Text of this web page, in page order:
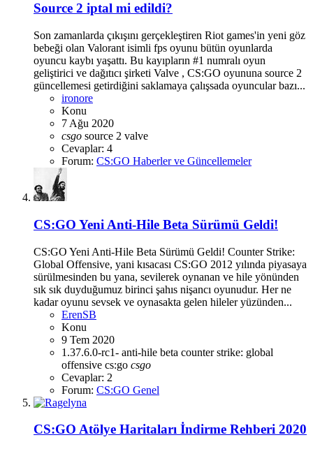
Source 2 iptal mi edildi?
Son zamanlarda çıkışını gerçekleştiren Riot games'in yeni göz
bebeği olan Valorant isimli fps oyunu bütün oyunlarda
oyuncu kaybı yaşattı. Bu kayıpların #1 numralı oyun
geliştirici ve dağıtıcı şirketi Valve , CS:GO oyununa source 2
güncellemesi getirdiğini saklamaya çalışsada oyuncular bazı...
ironore
Konu
7 Ağu 2020
csgo source 2 valve
Cevaplar: 4
Forum: CS:GO Haberler ve Güncellemeler
CS:GO Yeni Anti-Hile Beta Sürümü Geldi!
CS:GO Yeni Anti-Hile Beta Sürümü Geldi! Counter Strike:
Global Offensive, yani kısacası CS:GO 2012 yılında piyasaya
sürülmesinden bu yana, sevilerek oynanan ve hile yönünden
sık sık duyduğumuz birinci şahıs nişancı oyunudur. Her ne
kadar oyunu sevsek ve oynasakta gelen hileler yüzünden...
ErenSB
Konu
9 Tem 2020
1.37.6.0-rc1- anti-hile beta counter strike: global
offensive cs:go csgo
Cevaplar: 2
Forum: CS:GO Genel
CS:GO Atölye Haritaları İndirme Rehberi 2020